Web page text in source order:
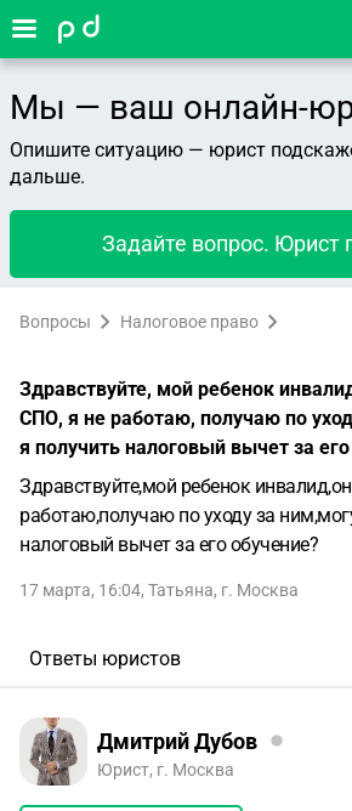
Мы — ваш онлайн-
Опишите ситуацию — юрист
дальше.
Задайте вопрос. Юрист
Вопросы Налоговое право
Здравствуйте, мой ребенок
СПО, я не работаю, получаю по
я получить налоговый вычет за
Здравствуйте,мой ребенок
работаю,получаю по уходу за
налоговый вычет за его обучение?
17 марта, 16:04, Татьяна, г. Москва
Ответы юристов
Дмитрий Дубов
Юрист, г. Москва